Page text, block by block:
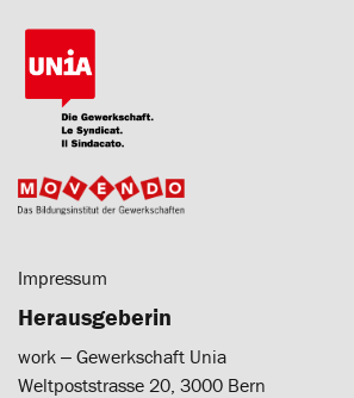
Impressum
Herausgeberin
work ‒ Gewerkschaft Unia
Weltpoststrasse 20, 3000 Bern